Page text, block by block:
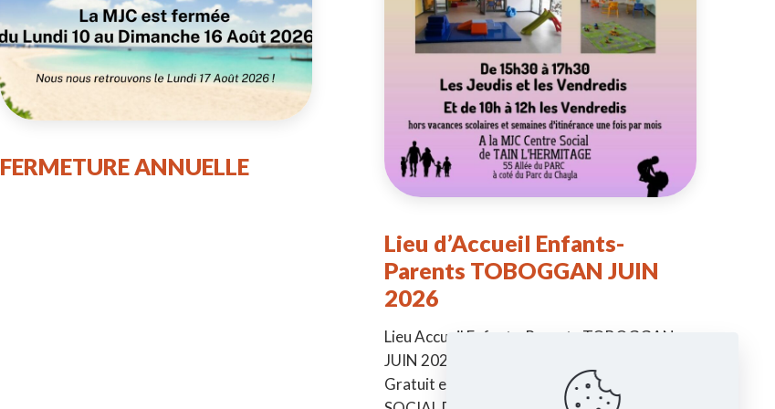
FERMETURE ANNUELLE
Lieu d’Accueil Enfants-
Parents TOBOGGAN JUIN
2026
Lieu Accueil Enfants-Parents TOBOGGAN
JUIN 2026 -> De la naissance à 6 ans ->
Gratuit et sans inscription à la MJC CENTRE